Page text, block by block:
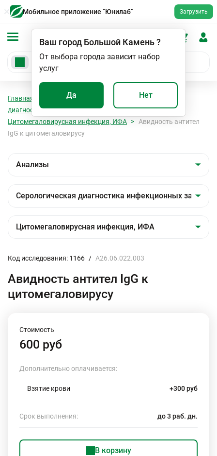
Мобильное приложение “Юнилаб” Загрузить
Ваш город Большой Камень?
От выбора города зависит набор
услуг
Да Нет
Главная Анализы
Серологическая
диагностика инфекционных заболеваний
Цитомегаловирусная инфекция, ИФА
Авидность антител
IgG к цитомегаловирусу
Код исследования: 1166 / A26.06.022.003
Авидность антител IgG к
цитомегаловирусу
Стоимость
600 руб
Дополнительно оплачивается:
Взятие крови +300 руб
Срок выполнения: до 3 раб. дн.
В корзину